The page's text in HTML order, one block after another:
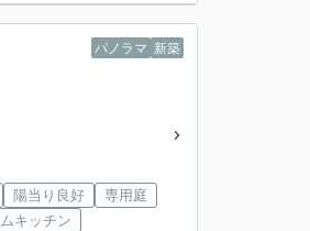
パノラマ 新築
陽当り良好
専用庭
キッチン